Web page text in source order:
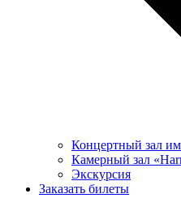
Концертный зал
Камерный зал
Экскурсия
Заказать билеты